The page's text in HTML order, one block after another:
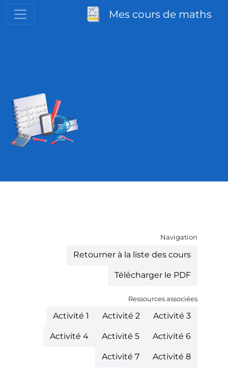
Mes cours de maths
Navigation
Retourner à la liste des cours
Télécharger le PDF
Ressources associées
Activité 1 Activité 2 Activité 3
Activité 4 Activité 5 Activité 6
Activité 7 Activité 8